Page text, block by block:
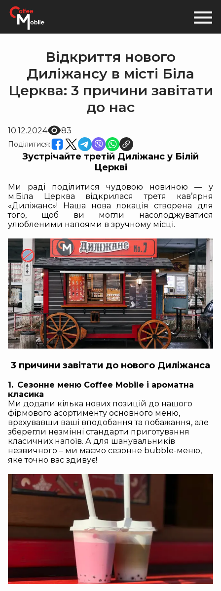
Відкриття нового
Диліжансу в місті Біла
Церква: 3 причини завітати
до нас
10.12.2024 83
Поділитися:
Зустрічайте третій Диліжанс у Білій
Церкві
Ми раді поділитися чудовою новиною — у
м.Біла Церква відкрилася третя кав’ярня
«Диліжанс»! Наша нова локація створена для
того, щоб ви могли насолоджуватися
улюбленими напоями в зручному місці.
3 причини завітати до нового Диліжанса
1. Сезонне меню Coffee Mobile і ароматна
класика
Ми додали кілька нових позицій до нашого
фірмового асортименту основного меню,
врахувавши ваші вподобання та побажання, але
зберегли незмінні стандарти приготування
класичних напоїв. А для шанувальників
незвичного – ми маємо сезонне bubble-меню,
яке точно вас здивує!